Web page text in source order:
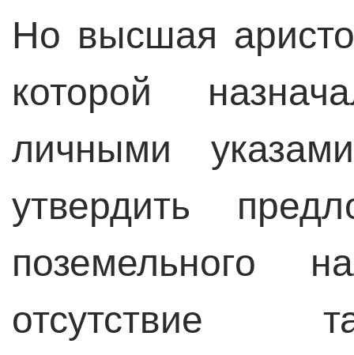
Но высшая
которой
личными
утвердить
поземельного
отсутствие